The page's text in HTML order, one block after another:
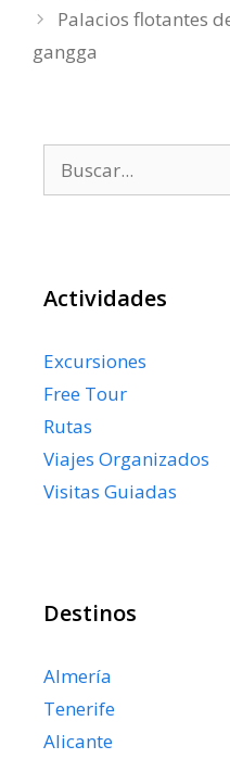
Palacios flotantes
gangga
Actividades
Excursiones
Free Tour
Rutas
Viajes Organizados
Visitas Guiadas
Destinos
Almería
Tenerife
Alicante